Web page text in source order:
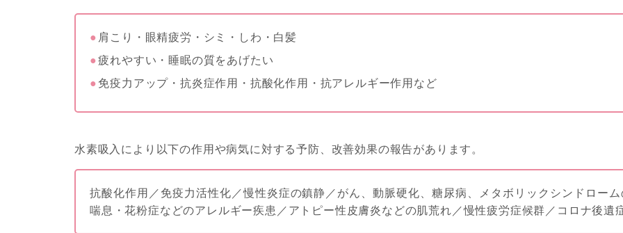
肩こり・眼精疲労・シミ・しわ・白髪
疲れやすい・睡眠の質をあげたい
免疫力アップ・抗炎症作用・抗酸化作用・抗アレルギー作用など
水素吸入により以下の作用や病気に対する予防、改善効果の報告があります。
抗酸化作用／免疫力活性化／慢性炎症の鎮静／がん、動脈硬化、糖尿病、メタボリックシンドロー
喘息・花粉症などのアレルギー疾患／アトピー性皮膚炎などの肌荒れ／慢性疲労症候群／コロナ後遺